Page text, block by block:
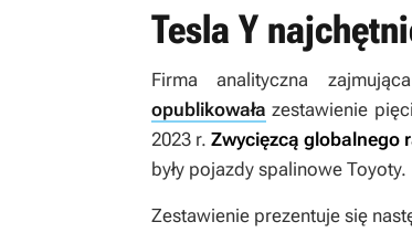
Tesla Y
Firma analityczna
opublikowała zestawienie
2023 r.Zwycięzcą globalnego
były pojazdy spalinowe Toyoty.
Zestawienie prezentuje się